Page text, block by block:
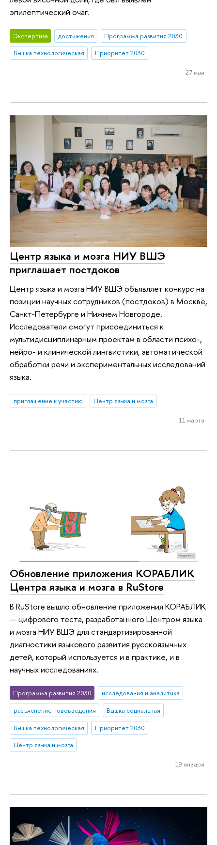
эпилептический очаг.
Экспертиза достижения
Программа развития 2030
Вышка технологическая
Приоритет 2030
27 мая
Центр языка и мозга НИУ ВШЭ
приглашает постдоков
Центр языка и мозга НИУ ВШЭ объявляет конкурс на
позиции научных сотрудников (постдоков) в Москве,
Санкт-Петербурге и Нижнем Новгороде.
Исследователи смогут присоединиться к
мультидисциплинарным проектам в области психо-,
нейро- и клинической лингвистики, автоматической
обработки речи и экспериментальных исследований
языка.
приглашение к участию Центр языка и мозга
11 марта
Обновление приложения КОРАБЛИК
Центра языка и мозга в RuStore
В RuStore вышло обновление приложения КОРАБЛИК
— цифрового теста, разработанного Центром языка
и мозга НИУ ВШЭ для стандартизированной
диагностики языкового развития русскоязычных
детей, который используется и в практике, и в
научных исследованиях.
Программа развития 2030
исследования и аналитика
разъяснение нововведения
Вышка социальная
Вышка технологическая
Приоритет 2030
Центр языка и мозга
19 января